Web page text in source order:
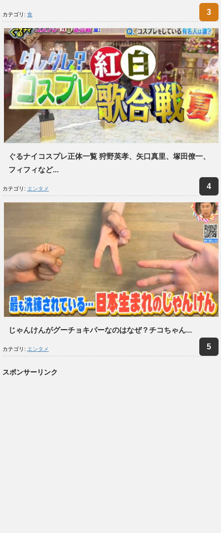
カテゴリ: 食
ぐるナイコスプレ正体一覧 狩野英孝、矢口真里、塚田僚一、
フィフィなど...
カテゴリ: エンタメ
じゃんけんがグーチョキパーなのはなぜ？チコちゃん...
カテゴリ: エンタメ
スポンサーリンク